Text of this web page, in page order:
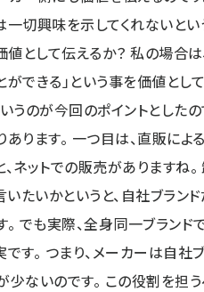
一切興味を示してくれないと
値として伝えるか？ 私の場合
できる」という事を価値とし
うのが今回のポイントとした
ります。 一つ目は、直販によ
ネットでの販売がありますね
いたいかというと、自社ブラ
でも実際、全身同一ブラン
す。 つまり、メーカーは自
ないのです。 この役割を担う